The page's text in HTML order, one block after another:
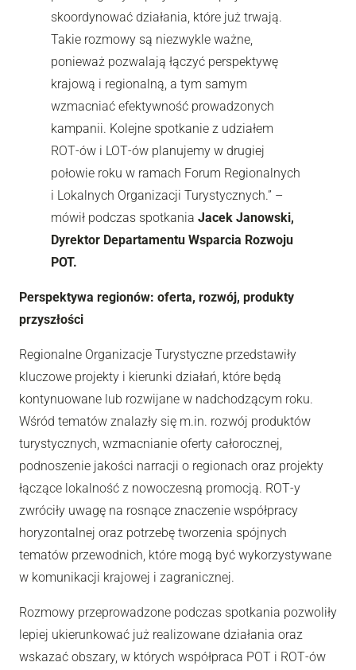
skoordynować działania, które już trwają.
Takie rozmowy są niezwykle ważne,
ponieważ pozwalają łączyć perspektywę
krajową i regionalną, a tym samym
wzmacniać efektywność prowadzonych
kampanii. Kolejne spotkanie z udziałem
ROT‑ów i LOT‑ów planujemy w drugiej
połowie roku w ramach Forum Regionalnych
i Lokalnych Organizacji Turystycznych.” –
mówił podczas spotkania Jacek Janowski,
Dyrektor Departamentu Wsparcia Rozwoju
POT.
Perspektywa regionów: oferta, rozwój, produkty
przyszłości
Regionalne Organizacje Turystyczne przedstawiły
kluczowe projekty i kierunki działań, które będą
kontynuowane lub rozwijane w nadchodzącym roku.
Wśród tematów znalazły się m.in. rozwój produktów
turystycznych, wzmacnianie oferty całorocznej,
podnoszenie jakości narracji o regionach oraz projekty
łączące lokalność z nowoczesną promocją. ROT‑y
zwróciły uwagę na rosnące znaczenie współpracy
horyzontalnej oraz potrzebę tworzenia spójnych
tematów przewodnich, które mogą być wykorzystywane
w komunikacji krajowej i zagranicznej.
Rozmowy przeprowadzone podczas spotkania pozwoliły
lepiej ukierunkować już realizowane działania oraz
wskazać obszary, w których współpraca POT i ROT‑ów